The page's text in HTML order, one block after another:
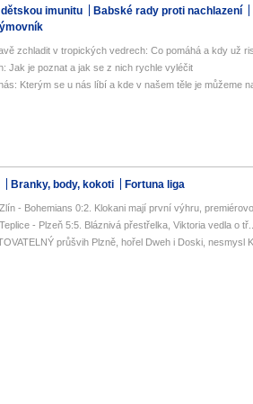
imunitu
Babské rady proti nachlazení
zchladit v tropických vedrech: Co pomáhá a kdy už
Jak je poznat a jak se z nich rychle vyléčit
Kterým se u nás líbí a kde v našem těle je můžeme
Branky, body, kokoti Fortuna liga
- Bohemians 0:2. Klokani mají první výhru,
- Plzeň 5:5. Bláznivá přestřelka, Viktoria vedla o
průšvih Plzně, hořel Dweh i Doski, nesmysl